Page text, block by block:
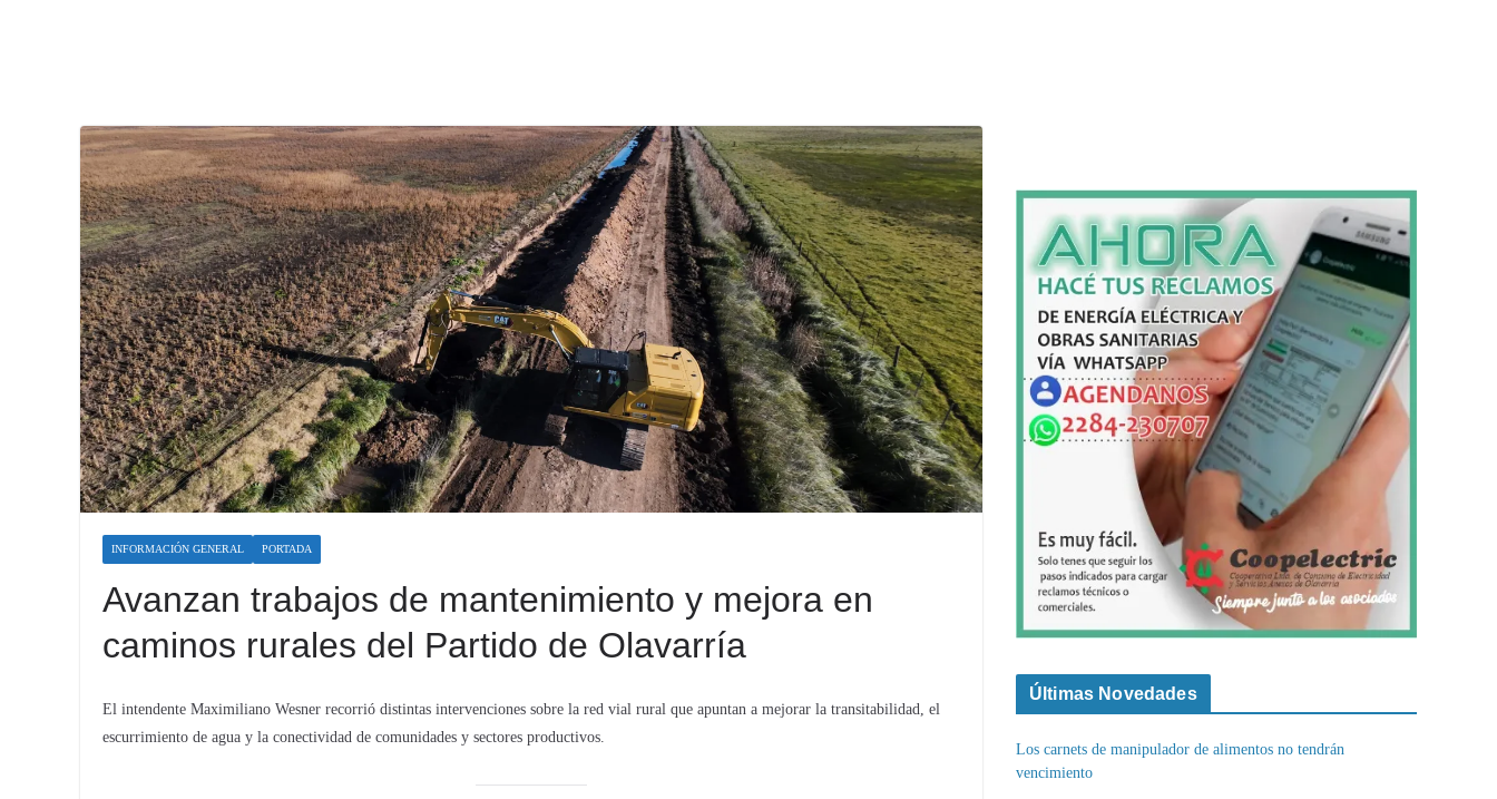
INFORMACIÓN GENERAL PORTADA
Avanzan trabajos de mantenimiento y mejora en
caminos rurales del Partido de Olavarría
El intendente Maximiliano Wesner recorrió distintas intervenciones sobre la red vial rural que apuntan a mejorar la transitabilidad, el
escurrimiento de agua y la conectividad de comunidades y sectores productivos.
Últimas Novedades
Los carnets de manipulador de alimentos no tendrán
vencimiento